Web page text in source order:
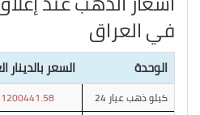
في العراق
الوحدة السعر بالدينار
كيلو ذهب عيار 24